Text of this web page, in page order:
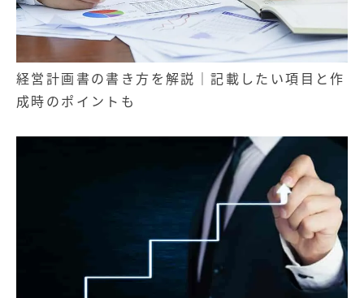
経営計画書の書き方を解説｜記載したい項目と作
成時のポイントも